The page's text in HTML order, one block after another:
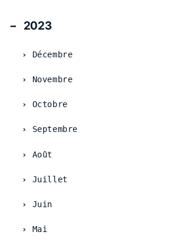
2023
Décembre
Novembre
Octobre
Septembre
Août
Juillet
Juin
Mai